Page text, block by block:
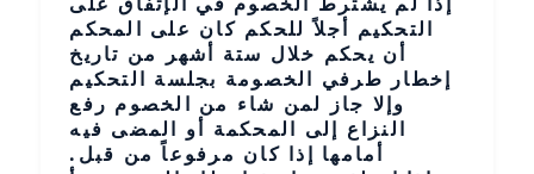
التحكيم أجلاً للحكم كان على المحكم
أن يحكم خلال ستة أشهر من تاريخ
إخطار طرفي الخصومة بجلسة التحكيم
وإلا جاز لمن شاء من الخصوم رفع
النزاع إلى المحكمة أو المضى فيه
أمامها إذا كان مرفوعاً من قبل.